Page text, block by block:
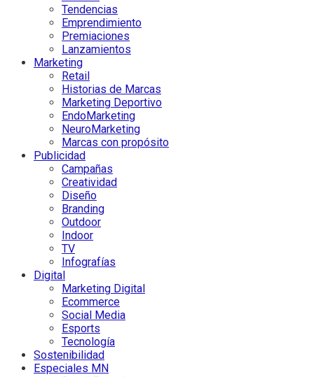
Tendencias
Emprendimiento
Premiaciones
Lanzamientos
Marketing
Retail
Historias de Marcas
Marketing Deportivo
EndoMarketing
NeuroMarketing
Marcas con propósito
Publicidad
Campañas
Creatividad
Diseño
Branding
Outdoor
Indoor
TV
Infografías
Digital
Marketing Digital
Ecommerce
Social Media
Esports
Tecnología
Sostenibilidad
Especiales MN